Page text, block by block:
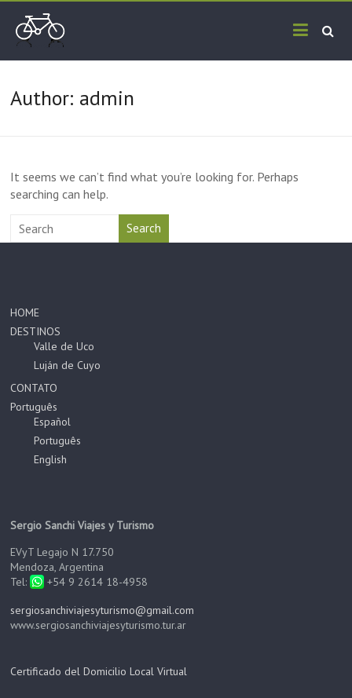
content
Mendoza
wine
&
tour
Author: admin
It seems we can’t find what you’re looking for. Perhaps
searching can help.
Search
HOME
DESTINOS
Valle de Uco
Luján de Cuyo
CONTATO
Português
Español
Português
English
Sergio Sanchi Viajes y Turismo
EVyT Legajo N 17.750
Mendoza, Argentina
Tel:
+54 9 2614 18-4958
sergiosanchiviajesyturismo@gmail.com
www.sergiosanchiviajesyturismo.tur.ar
Certificado del Domicilio Local Virtual